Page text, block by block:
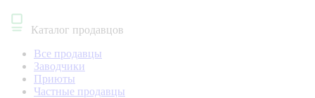
Каталог продавцов
Все продавцы
Заводчики
Приюты
Частные продавцы